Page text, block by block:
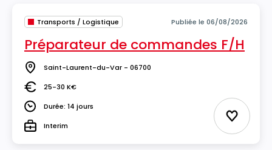
Transports / Logistique Publiée le 06/08/2026
Préparateur de commandes F/H
Lieu Saint-Laurent-du-Var - 06700
Salaire25-30 K€
DuréeDurée: 14 jours
TypeInterim Ajouter